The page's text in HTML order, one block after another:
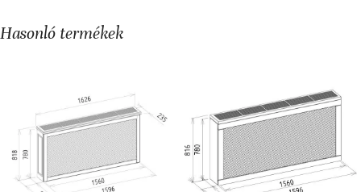
Hasonló termékek